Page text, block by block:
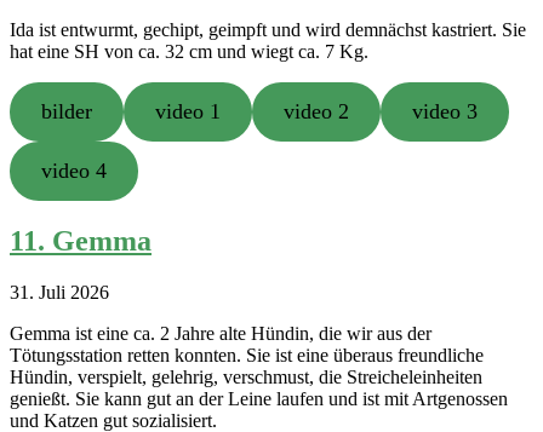
Ida ist entwurmt, gechipt, geimpft und wird demnächst kastriert. Sie
hat eine SH von ca. 32 cm und wiegt ca. 7 Kg.
bilder video 1 video 2 video 3
video 4
11. Gemma
31. Juli 2026
Gemma ist eine ca. 2 Jahre alte Hündin, die wir aus der
Tötungsstation retten konnten. Sie ist eine überaus freundliche
Hündin, verspielt, gelehrig, verschmust, die Streicheleinheiten
genießt. Sie kann gut an der Leine laufen und ist mit Artgenossen
und Katzen gut sozialisiert.